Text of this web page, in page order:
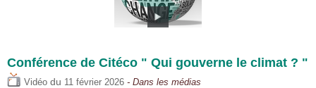
Conférence de Citéco " Qui gouverne le climat ? "
Vidéo du 11 février 2026 - Dans les médias